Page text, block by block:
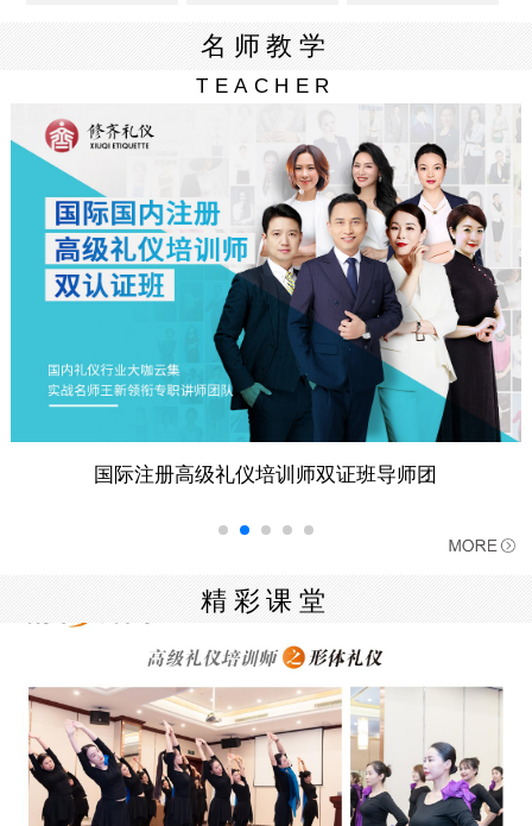
名师教学
TEACHER
国际注册高级礼仪培训师双证班导师团
精彩课堂